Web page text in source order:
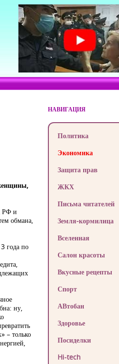
РФ и
обмана,
года по
ну,
– только
НАВИГАЦИЯ
Политика
Экономика
Защита прав
ЖКХ
Письма читателей
Земля-кормилица
Вселенная
Салон красоты
Вкусные рецепты
Спорт
АВтобан
Здоровье
Посиделки
Hi-tech